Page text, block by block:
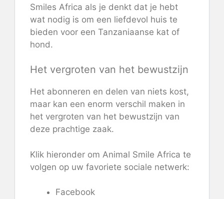
Smiles Africa als je denkt dat je hebt
wat nodig is om een ​​liefdevol huis te
bieden voor een Tanzaniaanse kat of
hond.
Het vergroten van het bewustzijn
Het abonneren en delen van niets kost,
maar kan een enorm verschil maken in
het vergroten van het bewustzijn van
deze prachtige zaak.
Klik hieronder om Animal Smile Africa te
volgen op uw favoriete sociale netwerk:
Facebook